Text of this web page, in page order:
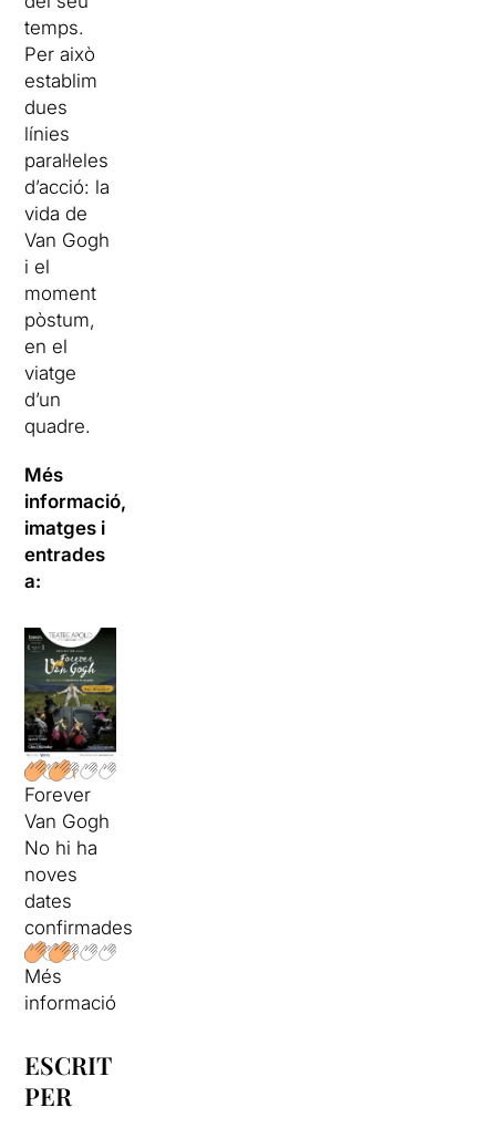
temps.
Per això
establim
dues
línies
paral·leles
d’acció: la
vida de
Van Gogh
i el
moment
pòstum,
en el
viatge
d’un
quadre.
Més
informació,
imatges i
entrades
a:
Forever
Van Gogh
No hi ha
noves
dates
confirmades
Més
informació
ESCRIT
PER